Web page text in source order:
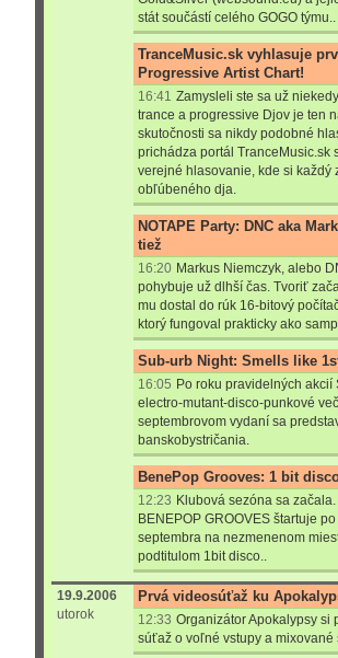
stát součástí celého GOGO týmu..
TranceMusic.sk vyhlasuje
Progressive Artist Chart!
16:41 Zamysleli ste sa už
trance a progressive Djov je ten
skutočnosti sa nikdy podobné
prichádza portál TranceMusic.sk
verejné hlasovanie, kde si každý
obľúbeného dja.
NOTAPE Party: DNC aka
tiež
16:20 Markus Niemczyk, alebo
pohybuje už dlhší čas. Tvoriť
mu dostal do rúk 16-bitový
ktorý fungoval prakticky ako
Sub-urb Night: Smells like
16:05 Po roku pravidelných
electro-mutant-disco-punkové
septembrovom vydaní sa
banskobystričania.
BenePop Grooves: 1 bit
12:23 Klubová sezóna sa
BENEPOP GROOVES štartuje
septembra na nezmenenom
podtitulom 1bit disco..
19.9.2006
utorok
Prvá videosúťaž ku
12:33 Organizátor Apokalypsy si
súťaž o voľné vstupy a mixované